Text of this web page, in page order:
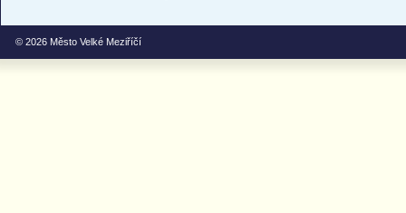
© 2026 Město Velké Meziříčí